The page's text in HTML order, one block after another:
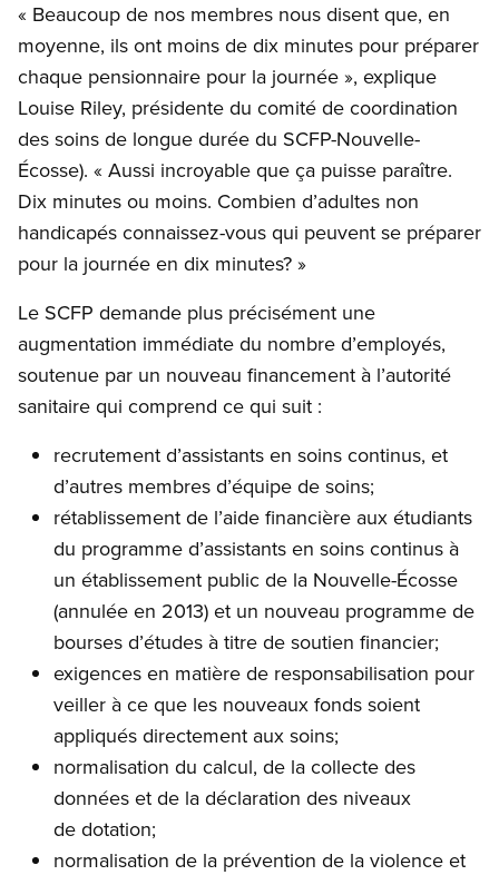
« Beaucoup de nos membres nous disent que, en
moyenne, ils ont moins de dix minutes pour préparer
chaque pensionnaire pour la journée », explique
Louise Riley, présidente du comité de coordination
des soins de longue durée du SCFP-Nouvelle-
Écosse). « Aussi incroyable que ça puisse paraître.
Dix minutes ou moins. Combien d’adultes non
handicapés connaissez-vous qui peuvent se préparer
pour la journée en dix minutes? »
Le SCFP demande plus précisément une
augmentation immédiate du nombre d’employés,
soutenue par un nouveau financement à l’autorité
sanitaire qui comprend ce qui suit :
recrutement d’assistants en soins continus, et
d’autres membres d’équipe de soins;
rétablissement de l’aide financière aux étudiants
du programme d’assistants en soins continus à
un établissement public de la Nouvelle-Écosse
(annulée en 2013) et un nouveau programme de
bourses d’études à titre de soutien financier;
exigences en matière de responsabilisation pour
veiller à ce que les nouveaux fonds soient
appliqués directement aux soins;
normalisation du calcul, de la collecte des
données et de la déclaration des niveaux
de dotation;
normalisation de la prévention de la violence et